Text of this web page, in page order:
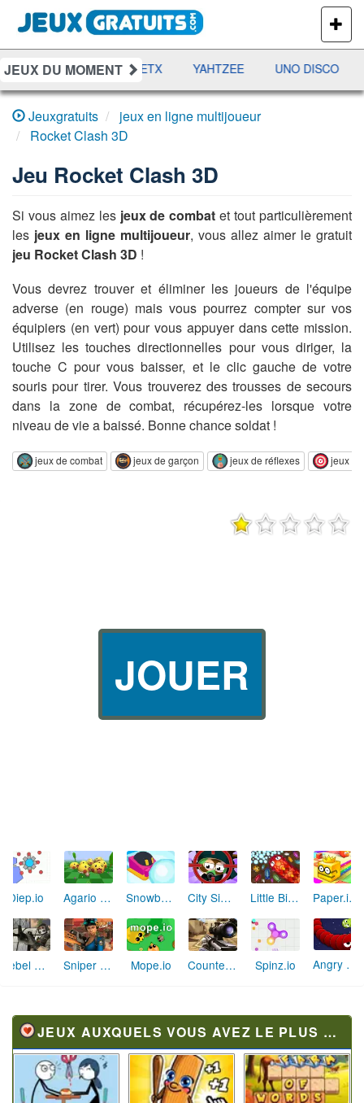
PLUS
DE
JEUX
JEUX DU MOMENT
RAMI JETX YAHTZEE UNO DISCO
Jeuxgratuits
jeux en ligne multijoueur
Rocket Clash 3D
Jeu Rocket Clash 3D
Si vous aimez les jeux de combat et tout particulièrement
les jeux en ligne multijoueur, vous allez aimer le gratuit
jeu Rocket Clash 3D !
Vous devrez trouver et éliminer les joueurs de l'équipe
adverse (en rouge) mais vous pourrez compter sur vos
équipiers (en vert) pour vous appuyer dans cette mission.
Utilisez les touches directionnelles pour vous diriger, la
touche C pour vous baisser, et le clic gauche de votre
souris pour tirer. Vous trouverez des trousses de secours
dans la zone de combat, récupérez-les lorsque votre
niveau de vie a baissé. Bonne chance soldat !
jeux de combat jeux de garçon jeux de réflexes jeux
JOUER
Miami Crime Simulator 3D Airport Clash 3D Tunnel Rush Tank Fury Road of Fury 3 : Desert Strike Clash of Tanks
Archery Mania Subway Clash 3D EvoWars.io Stick Tank Wars War Panzer 2
JEUX AUXQUELS VOUS AVEZ LE PLUS JOUÉ